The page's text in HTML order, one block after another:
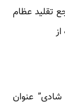
تقلید عظام
عنوان